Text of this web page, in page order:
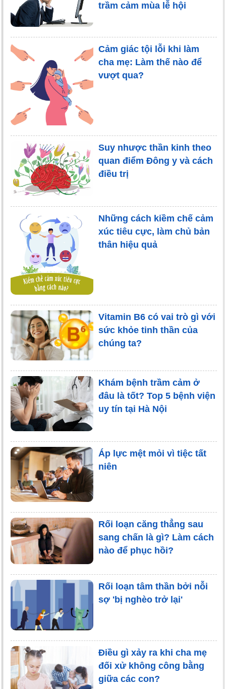
trầm cảm mùa lễ hội
Cảm giác tội lỗi khi làm
cha mẹ: Làm thế nào để
vượt qua?
Suy nhược thần kinh theo
quan điểm Đông y và cách
điều trị
Những cách kiềm chế cảm
xúc tiêu cực, làm chủ bản
thân hiệu quả
Vitamin B6 có vai trò gì với
sức khỏe tinh thần của
chúng ta?
Khám bệnh trầm cảm ở
đâu là tốt? Top 5 bệnh viện
uy tín tại Hà Nội
Áp lực mệt mỏi vì tiệc tất
niên
Rối loạn căng thẳng sau
sang chấn là gì? Làm cách
nào để phục hồi?
Rối loạn tâm thần bởi nỗi
sợ 'bị nghèo trở lại'
Điều gì xảy ra khi cha mẹ
đối xử không công bằng
giữa các con?